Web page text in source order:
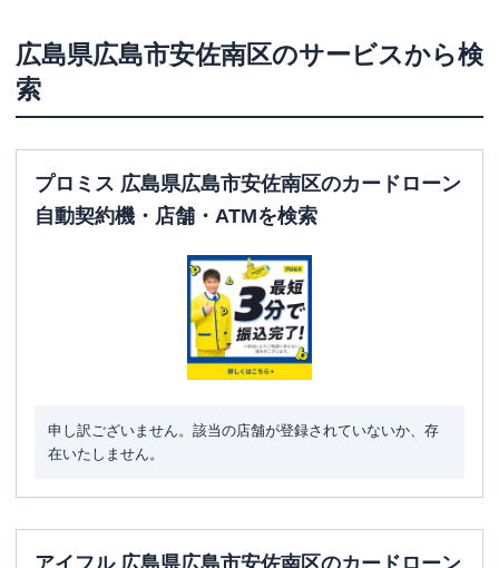
名称
ーナー）
営業時間
土曜：9:00-21:00
ATM営業時間
平日：-
土曜
日祝： -
✕
〇
広島県広島市安佐南区西原4-33-41 第2森
下ビル1階
広島県広島市安佐南区のサービスから検
索
プロミス 広島県広島市安佐南区のカードローン
自動契約機・店舗・ATMを検索
申し訳ございません。該当の店舗が登録されていないか、存
在いたしません。
アイフル 広島県広島市安佐南区のカードローン